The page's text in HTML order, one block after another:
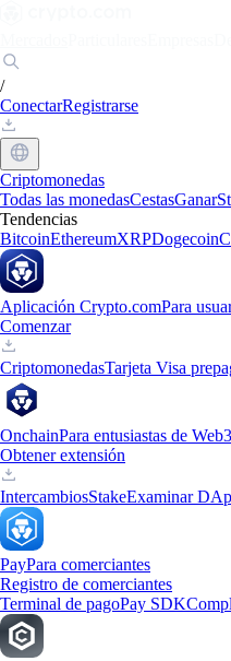
/
ConectarRegistrarse
Criptomonedas
Todas las monedasCestasGanar
Tendencias
BitcoinEthereumXRPDogecoin
Aplicación Crypto.comPara
Comenzar
CriptomonedasTarjeta Visa
OnchainPara entusiastas de Web3
Obtener extensión
IntercambiosStakeExaminar
PayPara comerciantes
Registro de comerciantes
Terminal de pagoPay SDK